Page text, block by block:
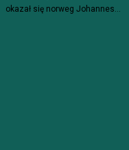
okazał się norweg Johannes...